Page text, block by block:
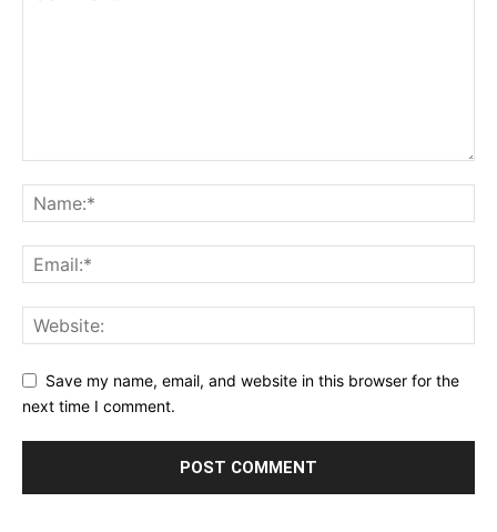
Save my name, email, and website in this browser for the
next time I comment.